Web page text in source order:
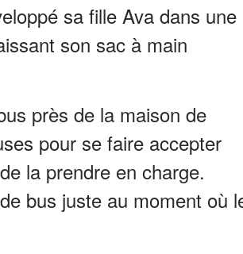
sa fille Ava dans une
son sac à main
près de la maison de
pour se faire accepter
la prendre en charge.
bus juste au moment où